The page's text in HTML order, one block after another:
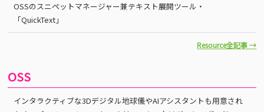
OSSのスニペットマネージャー兼テキスト展開ツール・
「QuickText」
Resource全記事 →
OSS
インタラクティブな3Dデジタル地球儀やAIアシスタントも用意され